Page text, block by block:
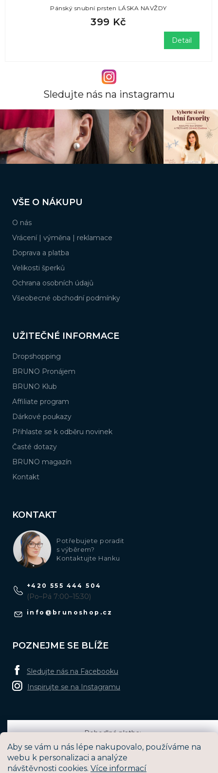
Aby se vám u nás lépe nakupovalo, používáme na
webu k personalizaci a analýze
návštěvnosti cookies. Více informací
Pánský snubní prsten LÁSKA NAVŽDY
399 Kč
Detail
Sledujte nás na instagramu
pVŠE O NÁKUPU
O nás
Vrácení | výměna | reklamace
Doprava a platba
Velikosti šperků
Ochrana osobních údajů
Všeobecné obchodní podmínky
UŽITEČNÉ INFORMACE
Dropshopping
BRUNO Pronájem
BRUNO Klub
Affiliate program
Dárkové poukazy
Přihlaste se k odběru novinek
Časté dotazy
BRUNO magazín
Kontakt
KONTAKT
Potřebujete poradit
s výběrem?
Kontaktujte Hanku
info @ brunoshop.cz
+420 555 444 504
(Po–Pá 7:00–15:30)
POZNEJME SE BLÍŽE
Sledujte nás na Facebooku
Inspirujte se na Instagramu
Pohodlná platba: